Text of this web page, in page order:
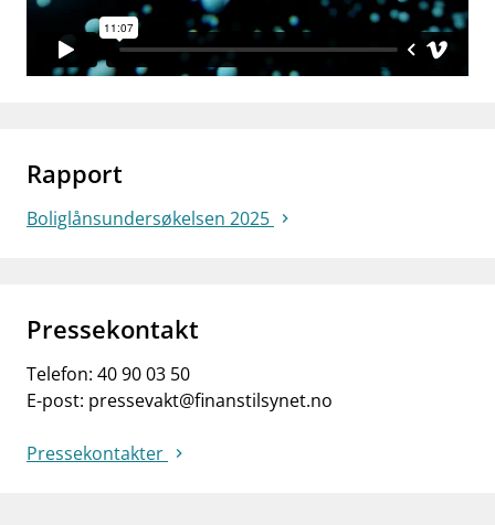
Rapport
Boliglånsundersøkelsen 2025
Pressekontakt
Telefon: 40 90 03 50
E-post: pressevakt@finanstilsynet.no
Pressekontakter